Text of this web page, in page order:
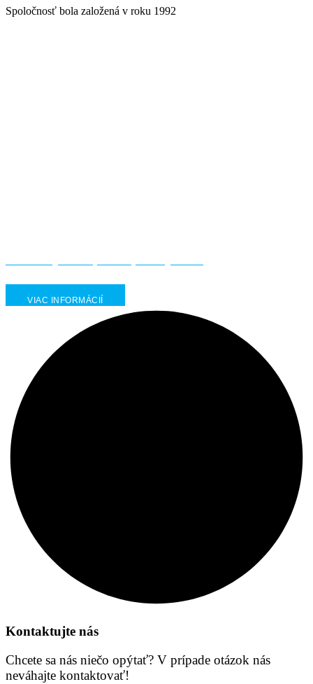
Spoločnosť bola založená v roku 1992
VIAC INFORMÁCIÍ
Kontaktujte nás
Chcete sa nás niečo opýtať? V prípade otázok nás
neváhajte kontaktovať!